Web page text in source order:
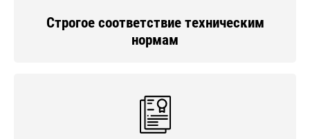
Строгое соответствие техническим
нормам